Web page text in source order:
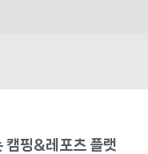
캠핑&레포츠 플랫